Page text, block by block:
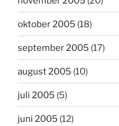
oktober 2005 (18)
september 2005 (17)
august 2005 (10)
juli 2005 (5)
juni 2005 (12)